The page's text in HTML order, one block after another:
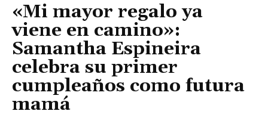
«Mi mayor regalo ya
viene en camino»:
Samantha Espineira
celebra su primer
cumpleaños como futura
mamá